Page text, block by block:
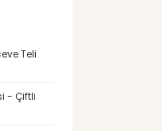
Teli
- Çiftli